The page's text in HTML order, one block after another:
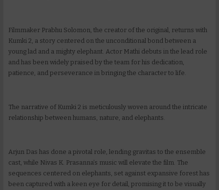
Filmmaker Prabhu Solomon, the creator of the original, returns with
Kumki 2, a story centered on the unconditional bond between a
young lad and a mighty elephant. Actor Mathi debuts in the lead role
and has been widely praised by the team for his dedication,
patience, and perseverance in bringing the character to life.
The narrative of Kumki 2 is meticulously woven around the intricate
relationship between humans, nature, and elephants.
Arjun Das has done a pivotal role, lending gravitas to the ensemble
cast, while Nivas K. Prasanna’s music will elevate the film. The
sequences centered on elephants, set against expansive forest has
been captured with a keen eye for detail, promising it to be visually